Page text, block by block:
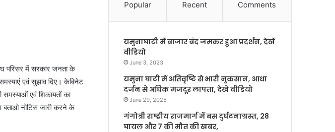
परिसर में सरकार जनता के
एवं सुझाव दिए। केबिनेट
समस्याओं एवं शिकायतों का
बताओ नोटिस जारी करने के
Popular Recent Comments
यमुनाघाटी में बाजार बंद जमकर हुआ प्रदर्शन, देखें
वीडियो
June 3, 2023
यमुना घाटी में अतिवृष्टि से भारी नुकसान, आधा
दर्जन से अधिक मजदूर लापता, देखे वीडियो
June 29, 2025
गंगोत्री राष्ट्रीय राजमार्ग में बस दुर्घटनाग्रस्त, 28
घायल और 7 की मौत की खबर,